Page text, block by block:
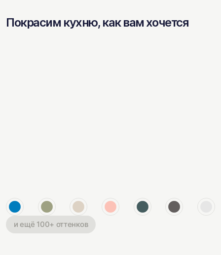
Покрасим кухню, как вам хочется
и ещё 100+ оттенков